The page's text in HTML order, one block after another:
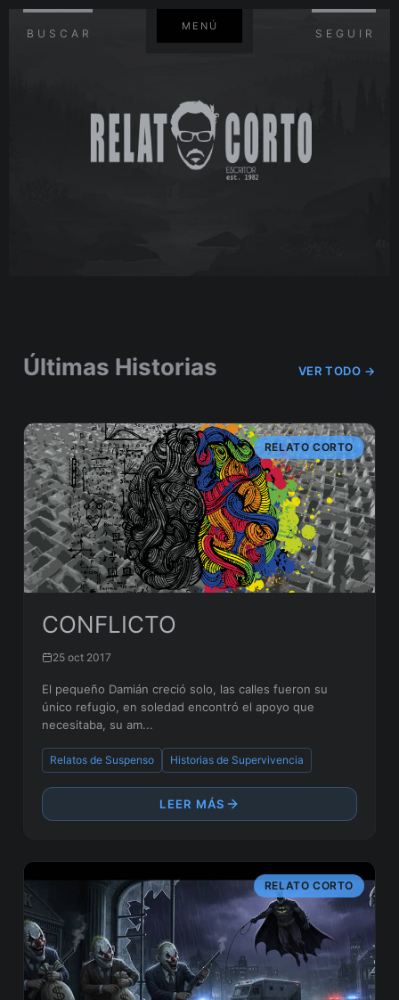
BUSCAR
MENÚ
SEGUIR
Últimas Historias VER TODO →
RELATO CORTO
CONFLICTO
25 oct 2017
El pequeño Damián creció solo, las calles fueron su
único refugio, en soledad encontró el apoyo que
necesitaba, su am...
Relatos de Suspenso Historias de Supervivencia
LEER MÁS
RELATO CORTO